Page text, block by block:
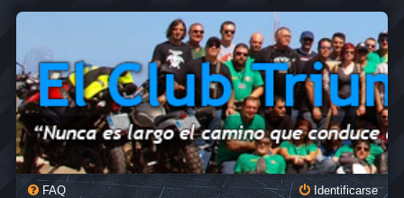
FAQ Identificarse